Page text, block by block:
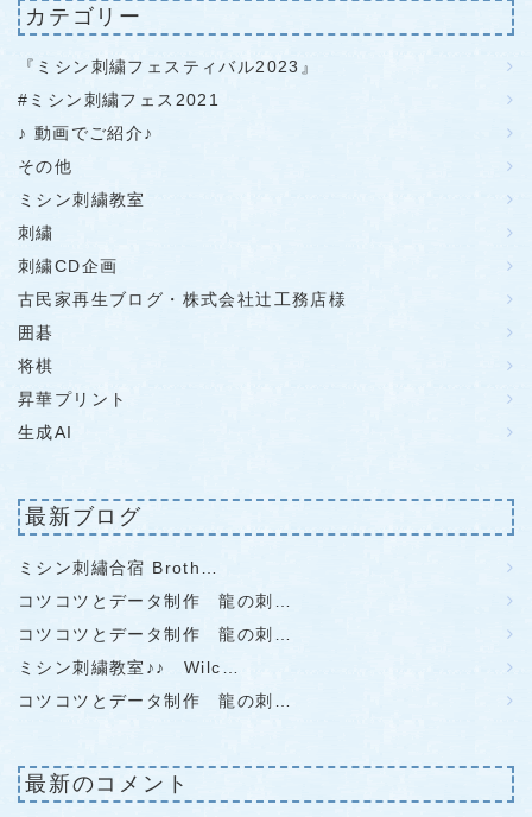
カテゴリー
『ミシン刺繍フェスティバル2023』
#ミシン刺繍フェス2021
♪ 動画でご紹介♪
その他
ミシン刺繍教室
刺繍
刺繍CD企画
古民家再生ブログ・株式会社辻工務店様
囲碁
将棋
昇華プリント
生成AI
最新ブログ
ミシン刺繡合宿 Broth…
コツコツとデータ制作 龍の刺…
コツコツとデータ制作 龍の刺…
ミシン刺繍教室♪♪ Wilc…
コツコツとデータ制作 龍の刺…
最新のコメント